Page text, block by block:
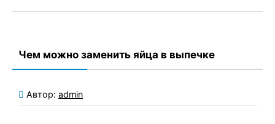
Чем можно заменить яйца в выпечке
Автор: admin